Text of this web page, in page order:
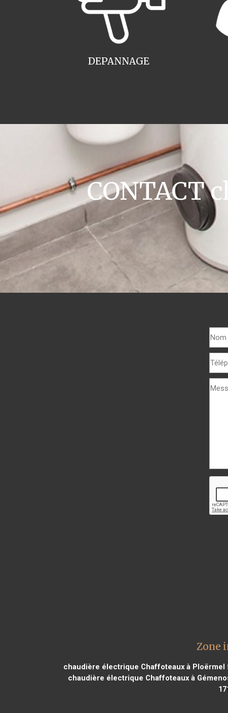
DEPANNAGE
CONTACT
Zone
chaudière électrique Chaffoteaux à Ploërmel
chaudière électrique Chaffoteaux à